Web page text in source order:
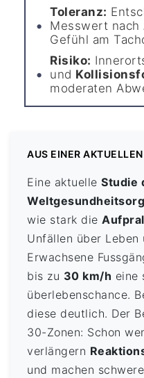
Toleranz:
Messwert nach
Gefühl am
Risiko:
und
moderaten
AUS EINER
Eine aktuelleStudie
wie stark die
Unfällen über
Erwachsene
bis zu 30 km/h eine
überlebenschance.
diese deutlich. Der
30-Zonen: Schon
verlängern
und machen